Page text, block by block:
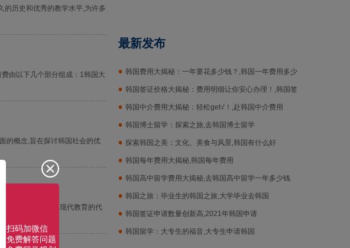
的历史和优秀的教学水平,为许多
由以下几个部分组成：1韩国大
的概念,旨在探讨韩国社会的优
于世。作为韩国现代教育的代
最新发布
韩国费用大揭秘：一年要花多少钱？,韩国一年费用多少
钱 韩国签证价格大揭秘：费用明细让你安心办理！,韩国签
证价格
韩国中介费用大揭秘：轻松get√！,赴韩国中介费用
韩国博士留学：探索之旅,去韩国博士留学
探索韩国之美：文化、美食与风景,韩国有什么好
韩国每年费用大揭秘,韩国每年费用
韩国高中留学费用大揭秘,去韩国高中留学一年多少钱
韩国之旅：毕业生的韩国之旅,大学毕业去韩国
韩国签证申请数量创新高,2021年韩国申请
韩国留学：大专生的福音,大专生申请韩国
扫码加微信
免费解答问题